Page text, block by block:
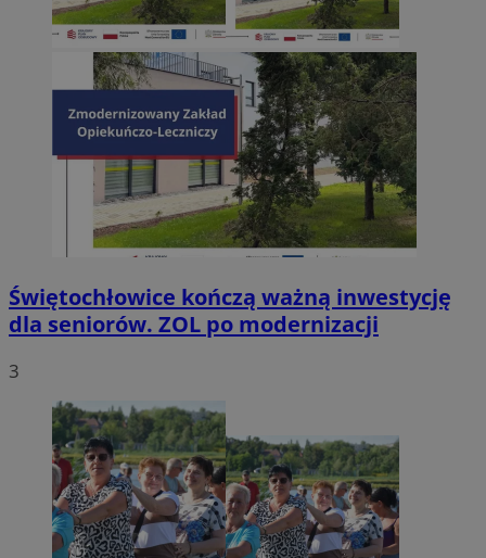
Świętochłowice kończą ważną inwestycję
dla seniorów. ZOL po modernizacji
3